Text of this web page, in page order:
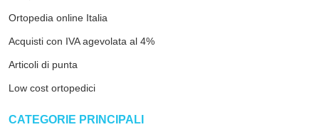
Ortopedia online Italia
Acquisti con IVA agevolata al 4%
Articoli di punta
Low cost ortopedici
CATEGORIE PRINCIPALI